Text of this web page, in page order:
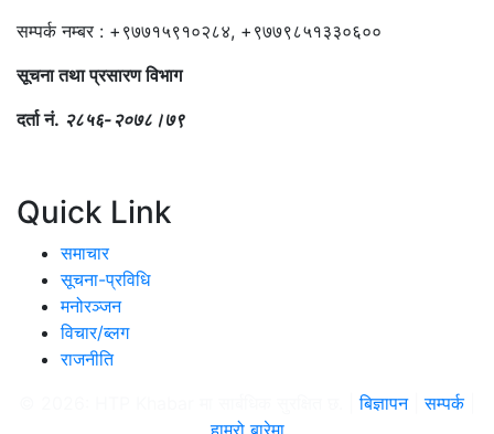
सम्पर्क नम्बर : +९७७१५९१०२८४, +९७७९८५१३३०६००
सूचना तथा प्रसारण विभाग
दर्ता नं. २८५६-२०७८।७९
Quick Link
समाचार
सूचना-प्रविधि
मनोरञ्जन
विचार/ब्लग
राजनीति
© 2026: HTP Khabar मा सार्बधिक सुरक्षित छ. |बिज्ञापन|सम्पर्क